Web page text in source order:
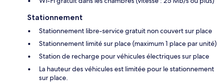
Stationnement
Stationnement libre-service gratuit non couvert sur place
Stationnement limité sur place (maximum 1 place par unité)
Station de recharge pour véhicules électriques sur place
La hauteur des véhicules est limitée pour le stationnement
sur place.